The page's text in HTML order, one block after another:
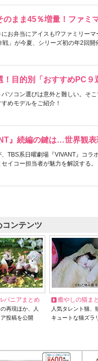
のまま45％増量！ファミ
にお弁当にアイスも!?ファミリー
戦」が今夏、シリーズ初の年2回開
！目的別「おすすめPC９
パソコン選びは意外と難しい。そ
めモデルをご紹介！
』続編の鍵は…世界観
TBS系日曜劇場『VIVANT』コラ
イコー担当者が魅力を解説する。
コンテンツ
バニアまとめ
再現ほか、人
投稿を公開
癒やしの猫ま
人気タレント猫
キュートな猫ズラ